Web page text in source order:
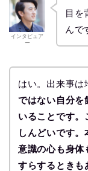
インタビュア
ー
目を
んで
はい。出来事は
ではない自分を
いることです。
しんどいです
意識の心も身体
すらするときも